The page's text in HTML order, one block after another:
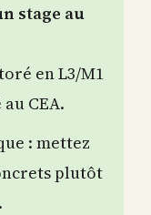
stage au
en L3/M1
CEA.
: mettez
plutôt